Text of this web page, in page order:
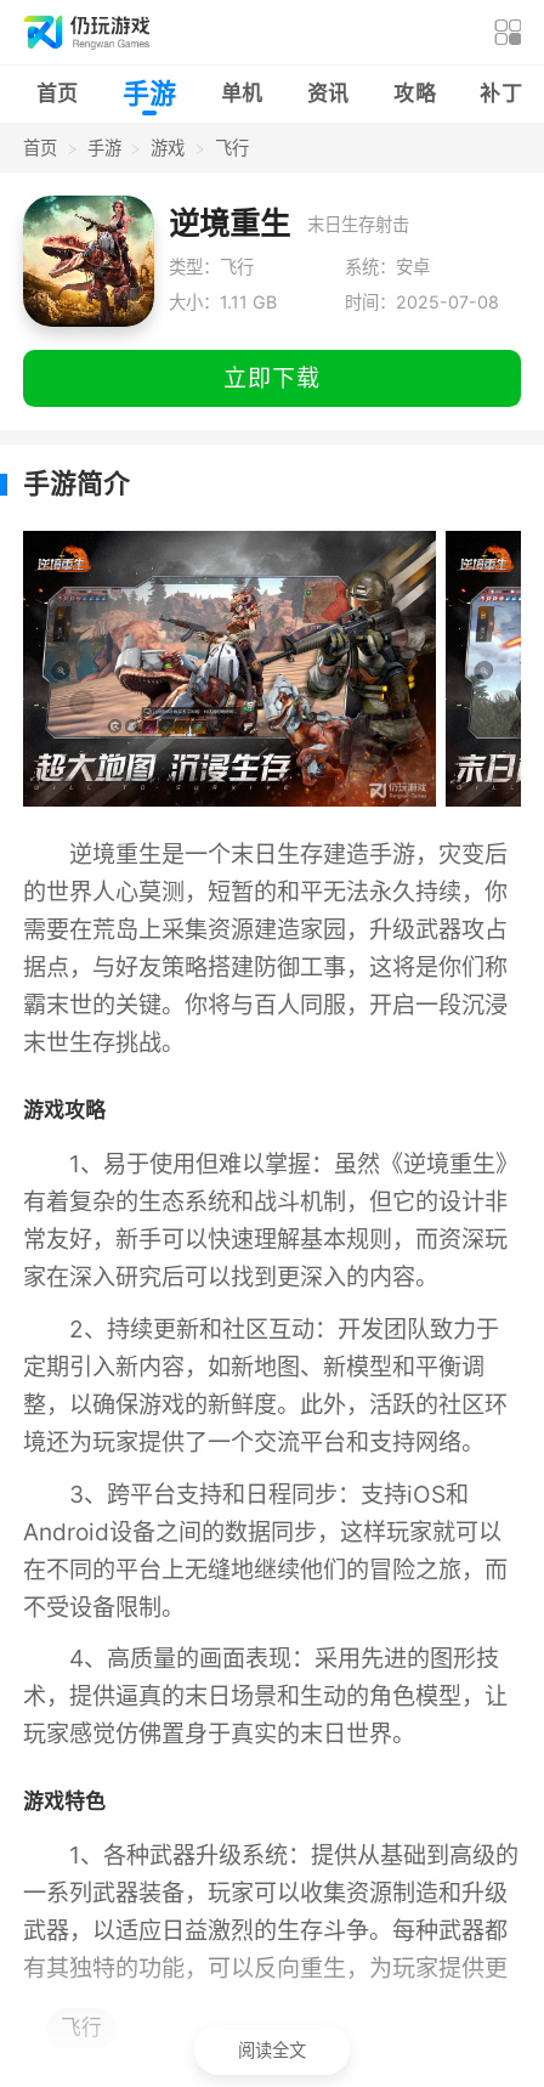
首页 手游 单机 资讯 攻略 补丁
首页 手游 游戏 飞行
逆境重生 末日生存射击
类型：飞行
系统：安卓
大小：1.11 GB
时间：2025-07-08
立即下载
手游简介
逆境重生是一个末日生存建造手游，灾变后
的世界人心莫测，短暂的和平无法永久持续，你
需要在荒岛上采集资源建造家园，升级武器攻占
据点，与好友策略搭建防御工事，这将是你们称
霸末世的关键。你将与百人同服，开启一段沉浸
末世生存挑战。
游戏攻略
1、易于使用但难以掌握：虽然《逆境重生》
有着复杂的生态系统和战斗机制，但它的设计非
常友好，新手可以快速理解基本规则，而资深玩
家在深入研究后可以找到更深入的内容。
2、持续更新和社区互动：开发团队致力于
定期引入新内容，如新地图、新模型和平衡调
整，以确保游戏的新鲜度。此外，活跃的社区环
境还为玩家提供了一个交流平台和支持网络。
3、跨平台支持和日程同步：支持iOS和
Android设备之间的数据同步，这样玩家就可以
在不同的平台上无缝地继续他们的冒险之旅，而
不受设备限制。
4、高质量的画面表现：采用先进的图形技
术，提供逼真的末日场景和生动的角色模型，让
玩家感觉仿佛置身于真实的末日世界。
游戏特色
1、各种武器升级系统：提供从基础到高级的
一系列武器装备，玩家可以收集资源制造和升级
武器，以适应日益激烈的生存斗争。每种武器都
有其独特的功能，可以反向重生，为玩家提供更
2、岛内环境龙潭虎穴，不仅需要抵御敌对
飞行
阅读全文